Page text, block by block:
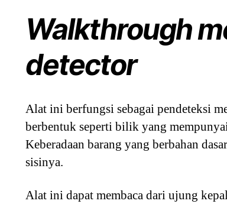
Walkthrough
detector
Alat ini berfungsi sebagai pendeteksi
berbentuk seperti bilik yang
Keberadaan barang yang berbahan
sisinya.
Alat ini dapat membaca dari ujung